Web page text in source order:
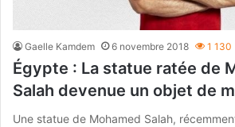
Gaelle Kamdem 6 novembre 2018 1 130
Égypte : La statue ratée de
Salah devenue un objet de
Une statue de Mohamed Salah,